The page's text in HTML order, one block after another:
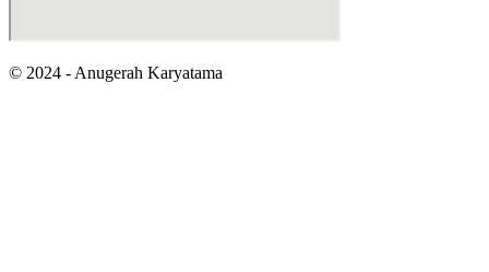
© 2024 - Anugerah Karyatama